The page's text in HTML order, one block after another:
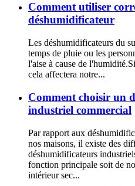
Comment utiliser
déshumidificateur
Les déshumidificateurs du
temps de pluie ou les
l'aise à cause de
cela affectera notre...
Comment choisir un
industriel commercial
Par rapport aux
nos maisons, il existe des
déshumidificateurs
fonction principale soit de
intérieur sec...